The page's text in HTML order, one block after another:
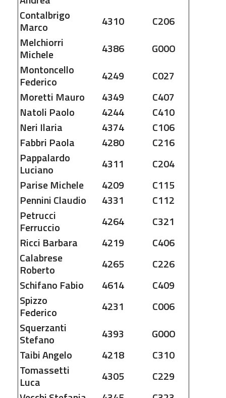
Contalbrigo
Marco 4310
C206
Melchiorri
Michele 4386
G00O
Montoncello
Federico 4249
C027
Moretti Mauro 4349
C407
Natoli Paolo 4244
C410
Neri Ilaria 4374
C106
Fabbri Paola 4280
C216
Pappalardo
Luciano 4311
C204
PariseMichele 4209
C115
PenniniClaudio 4331
C112
Petrucci
Ferruccio 4264
C321
Ricci Barbara 4219
C406
Calabrese
Roberto 4265
C226
Schifano Fabio 4614
C409
Spizzo
Federico 4231
C006
Squerzanti
Stefano 4393
G00O
TaibiAngelo 4218
C310
Tomassetti
Luca 4305
C229